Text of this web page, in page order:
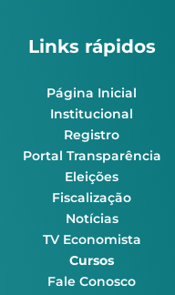
Links rápidos
Página Inicial
Institucional
Registro
Portal Transparência
Eleições
Fiscalização
Notícias
TV Economista
Cursos
Fale Conosco